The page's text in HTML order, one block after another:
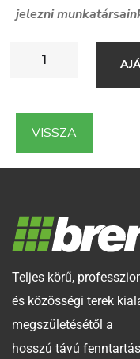
jelezni
VISSZA
Teljes körű,
és közösségi terek
megszületésétől a
hosszú távú